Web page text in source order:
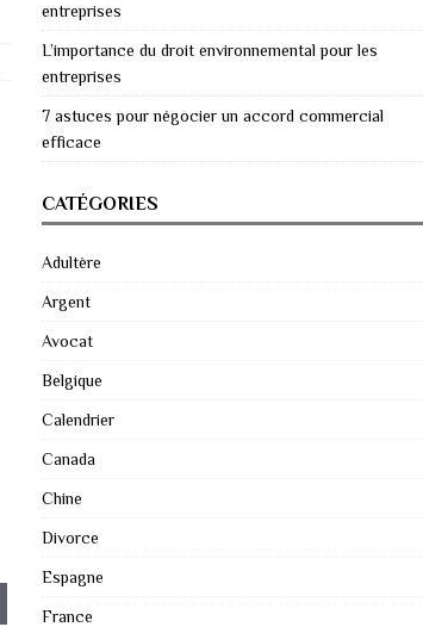
entreprises
L’importance du droit environnemental pour les
entreprises
7 astuces pour négocier un accord commercial
efficace
CATÉGORIES
Adultère
Argent
Avocat
Belgique
Calendrier
Canada
Chine
Divorce
Espagne
France